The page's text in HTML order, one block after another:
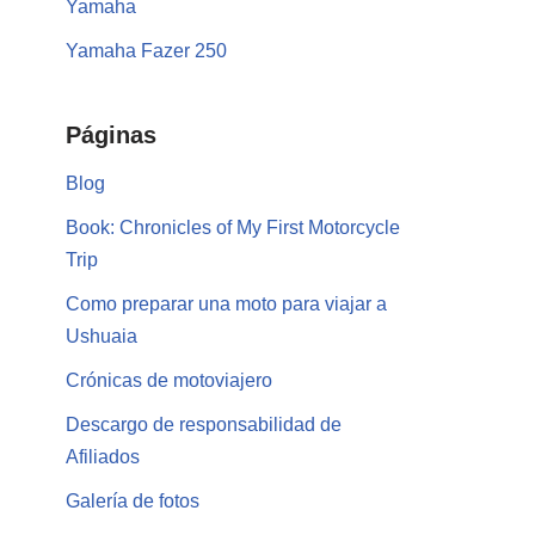
Yamaha
Yamaha Fazer 250
Páginas
Blog
Book: Chronicles of My First Motorcycle
Trip
Como preparar una moto para viajar a
Ushuaia
Crónicas de motoviajero
Descargo de responsabilidad de
Afiliados
Galería de fotos